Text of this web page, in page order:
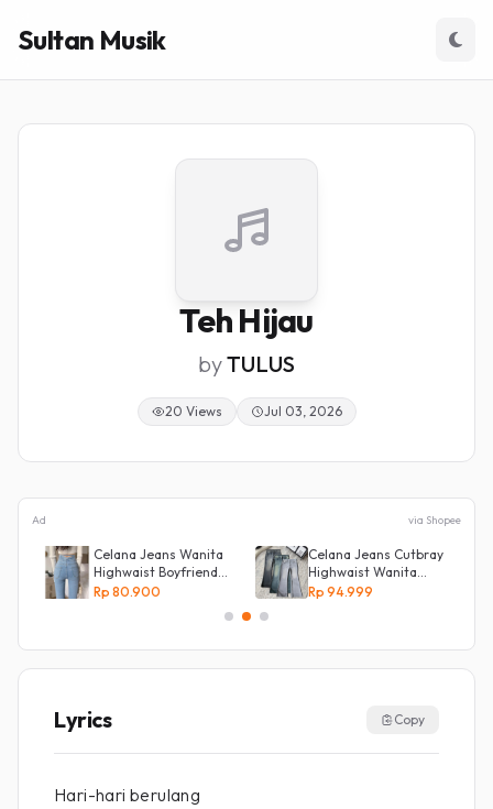
Sultan Musik
Teh Hijau
byTULUS
20 Views Jul 03, 2026
Ad via Shopee
Celana Jeans Wanita
Highwaist Boyfriend
Silang Belakang
Rp 80.900
Celana Jeans Cutbray
Highwaist Wanita
Stretch Celana
Rp 94.999
Lyrics Copy
Hari-hari berulang